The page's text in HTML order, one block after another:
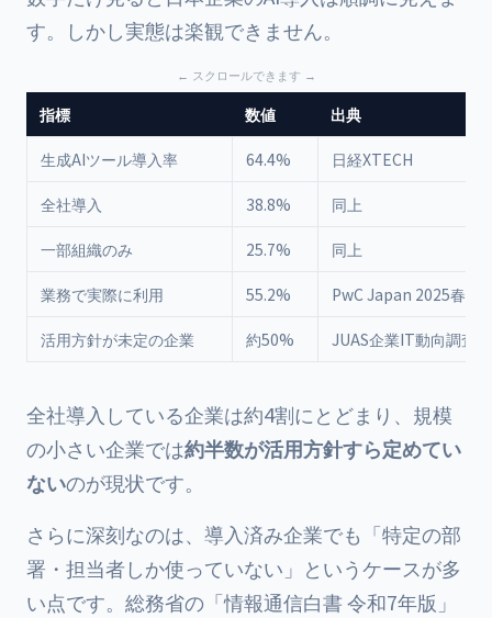
す。しかし実態は楽観できません。
指標 数値 出典
生成AIツール導入率 64.4% 日経XTECH
全社導入 38.8% 同上
一部組織のみ 25.7% 同上
業務で実際に利用 55.2% PwC Japan 2025春調
活用方針が未定の企業 約50% JUAS企業IT動向調査
全社導入している企業は約4割にとどまり、規模
の小さい企業では約半数が活用方針すら定めてい
ないのが現状です。
さらに深刻なのは、導入済み企業でも「特定の部
署・担当者しか使っていない」というケースが多
い点です。総務省の「情報通信白書令和7年版」